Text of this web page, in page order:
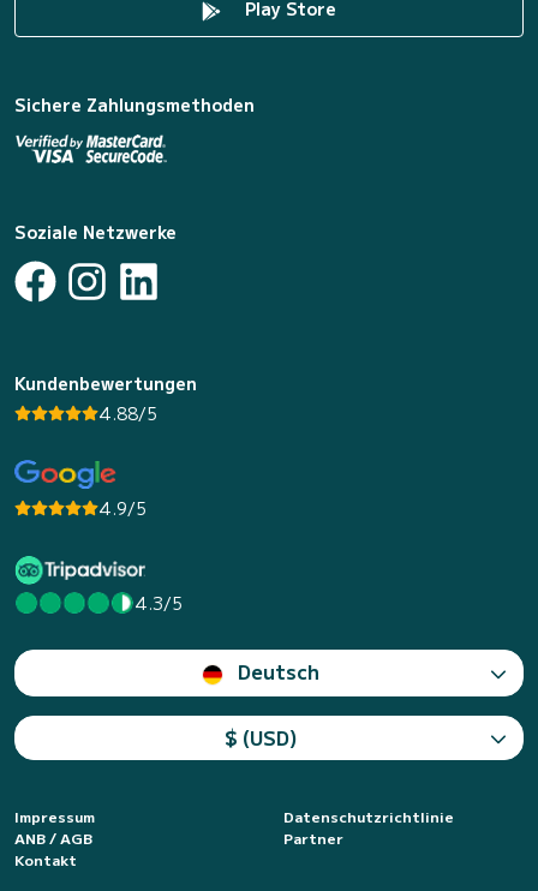
Play Store
Sichere Zahlungsmethoden
Soziale Netzwerke
Kundenbewertungen
4.88/5
4.9/5
4.3/5
Deutsch
$ (USD)
Impressum
Datenschutzrichtlinie
ANB / AGB
Partner
Kontakt